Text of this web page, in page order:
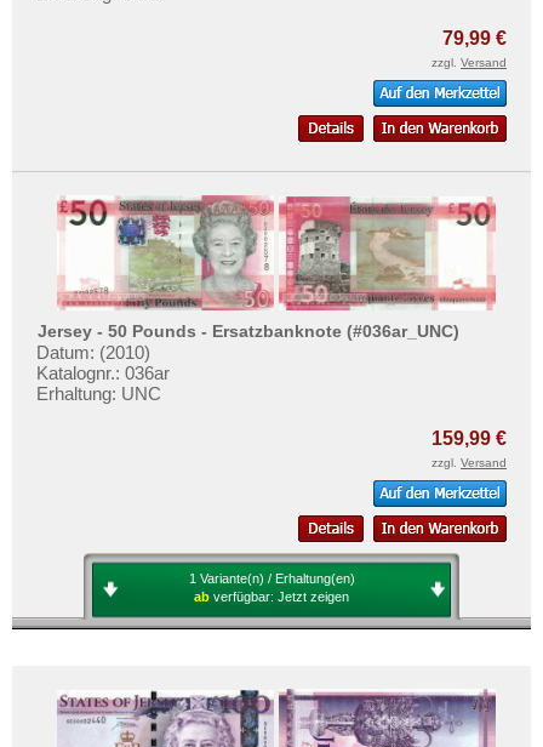
79,99 €
zzgl. Versand
Jersey - 50 Pounds - Ersatzbanknote (#036ar_UNC)
Datum: (2010)
Katalognr.: 036ar
Erhaltung: UNC
159,99 €
zzgl. Versand
1 Variante(n) / Erhaltung(en)
ab verfügbar: Jetzt zeigen